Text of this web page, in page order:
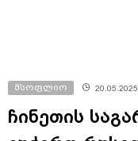
ვუჭერთ